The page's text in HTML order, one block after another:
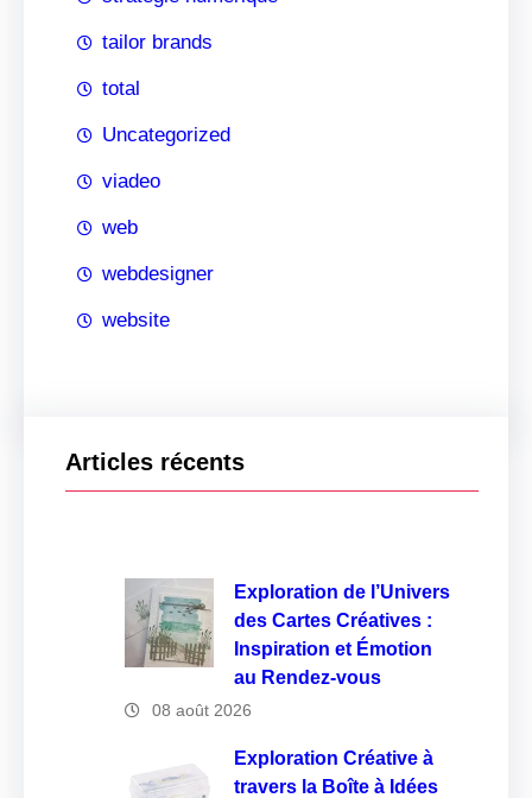
tailor brands
total
Uncategorized
viadeo
web
webdesigner
website
Articles récents
Exploration de l’Univers
des Cartes Créatives :
Inspiration et Émotion
au Rendez-vous
08 août 2026
Exploration Créative à
travers la Boîte à Idées